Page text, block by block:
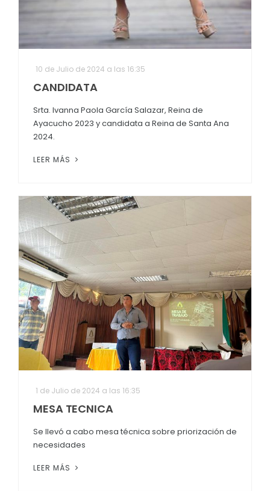
10 de Julio de 2024 a las 16:35
CANDIDATA
Srta. Ivanna Paola García Salazar, Reina de
Ayacucho 2023 y candidata a Reina de Santa Ana
2024.
LEER MÁS
1 de Julio de 2024 a las 16:35
MESA TECNICA
Se llevó a cabo mesa técnica sobre priorización de
necesidades
LEER MÁS